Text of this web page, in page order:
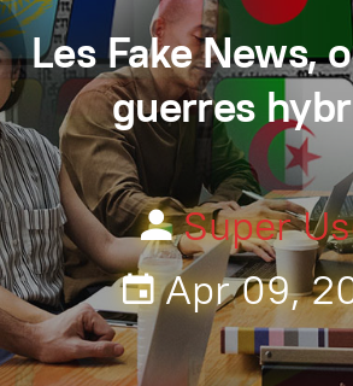
Les Fake News,
guerres
Super
Apr 09,